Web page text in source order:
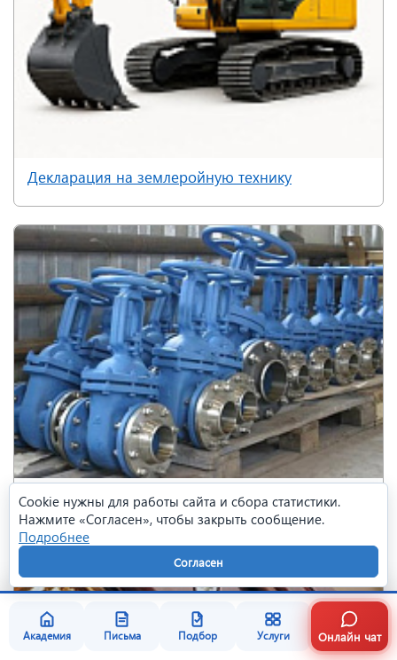
Академия Письма Подбор Услуги Онлайн чат
Декларация на землеройную технику
Задвижки
Cookie нужны для работы сайта и сбора статистики.
Нажмите «Согласен», чтобы закрыть сообщение.
Подробнее
Согласен